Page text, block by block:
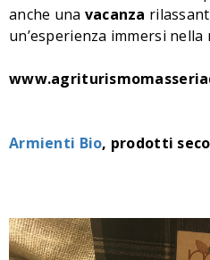
anche una vacanza
un’esperienza immersi nella
Armienti Bio, prodotti